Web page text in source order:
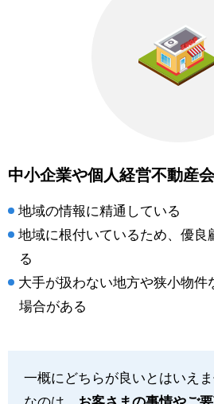
中小企業や個人経営不動産
地域の情報に精通している
地域に根付いているため、優良
る
大手が扱わない地方や狭小物件
場合がある
一概にどちらが良いとはいえ